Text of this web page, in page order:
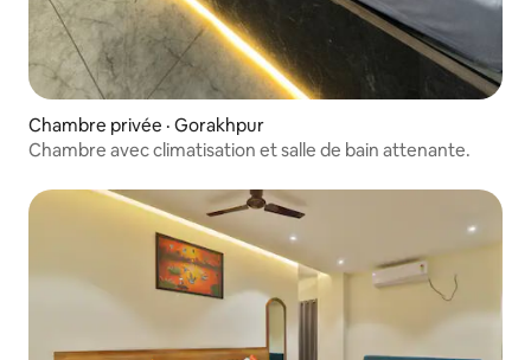
Chambre privée · Gorakhpur
Chambre avec climatisation et salle de bain attenante.